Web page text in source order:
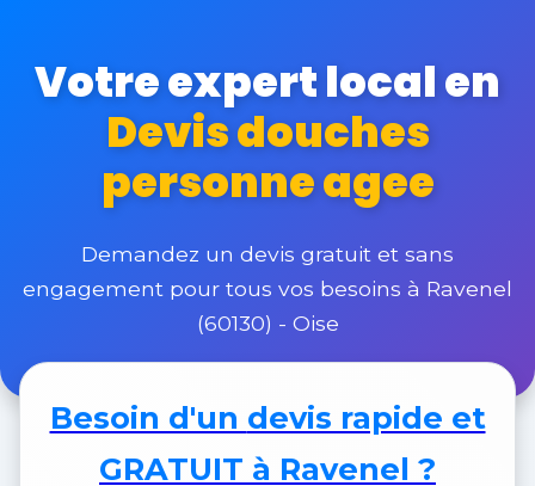
Votre expert local en
Devis douches
personne agee
Demandez un devis gratuit et sans
engagement pour tous vos besoins à Ravenel
(60130) - Oise
Besoin d'un devis rapide et
GRATUIT à Ravenel ?